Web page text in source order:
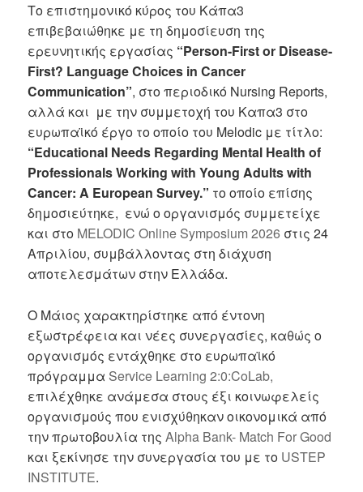
Το επιστημονικό κύρος του Κάπα3
επιβεβαιώθηκε με τη δημοσίευση της
ερευνητικής εργασίας “Person-First or Disease-
First? Language Choices in Cancer
Communication”, στο περιοδικό Nursing Reports,
αλλά και με την συμμετοχή του Καπα3 στο
ευρωπαϊκό έργο το οποίο του Melodic με τίτλο:
“Educational Needs Regarding Mental Health of
Professionals Working with Young Adults with
Cancer: A European Survey.” το οποίο επίσης
δημοσιεύτηκε, ενώ ο οργανισμός συμμετείχε
και στο MELODIC Online Symposium 2026 στις 24
Απριλίου, συμβάλλοντας στη διάχυση
αποτελεσμάτων στην Ελλάδα.
Ο Μάιος χαρακτηρίστηκε από έντονη
εξωστρέφεια και νέες συνεργασίες, καθώς ο
οργανισμός εντάχθηκε στο ευρωπαϊκό
πρόγραμμα Service Learning 2:0:CoLab,
επιλέχθηκε ανάμεσα στους έξι κοινωφελείς
οργανισμούς που ενισχύθηκαν οικονομικά από
την πρωτοβουλία τηςAlpha Bank- Match For Good
και ξεκίνησε την συνεργασία του με το USTEP
INSTITUTE.